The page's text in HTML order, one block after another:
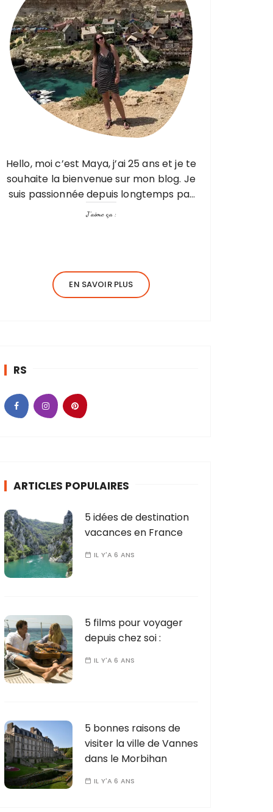
Hello, moi c’est Maya, j’ai 25 ans et je te
souhaite la bienvenue sur mon blog. Je
suis passionnée depuis longtemps par
les voyages, mais pas seulement par
J’aime ça :
EN SAVOIR PLUS
RS
ARTICLES POPULAIRES
5 idées de destination
vacances en France
IL Y'A 6 ANS
5 films pour voyager
depuis chez soi :
IL Y'A 6 ANS
5 bonnes raisons de
visiter la ville de Vannes
dans le Morbihan
IL Y'A 6 ANS